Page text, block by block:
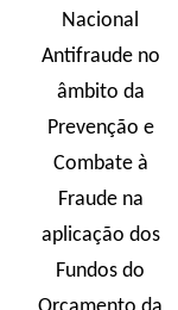
Nacional
Antifraude no
âmbito da
Prevenção e
Combate à
Fraude na
aplicação dos
Fundos do